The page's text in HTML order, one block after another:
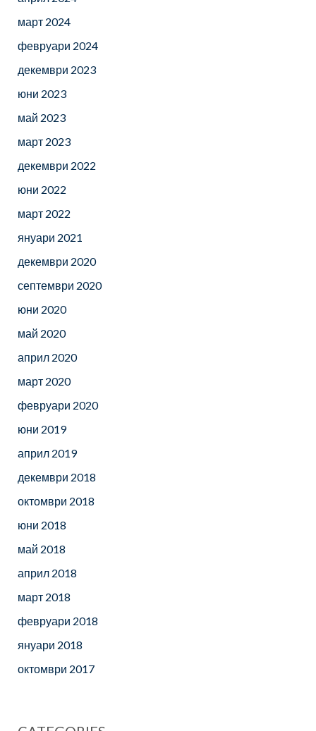
март 2024
февруари 2024
декември 2023
юни 2023
май 2023
март 2023
декември 2022
юни 2022
март 2022
януари 2021
декември 2020
септември 2020
юни 2020
май 2020
април 2020
март 2020
февруари 2020
юни 2019
април 2019
декември 2018
октомври 2018
юни 2018
май 2018
април 2018
март 2018
февруари 2018
януари 2018
октомври 2017